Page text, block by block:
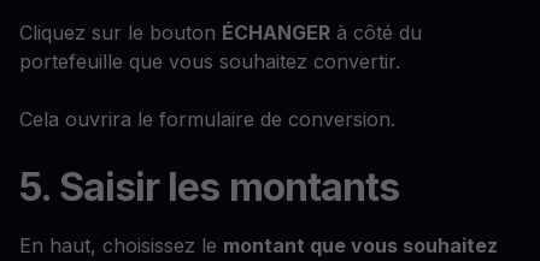
Cliquez sur le bouton ÉCHANGER à côté du
portefeuille que vous souhaitez convertir.
Cela ouvrira le formulaire de conversion.
5. Saisir les montants
En haut, choisissez le montant que vous souhaitez